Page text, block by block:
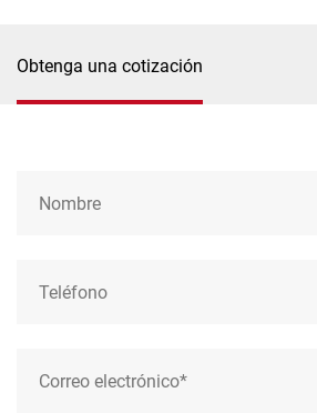
Obtenga una cotización